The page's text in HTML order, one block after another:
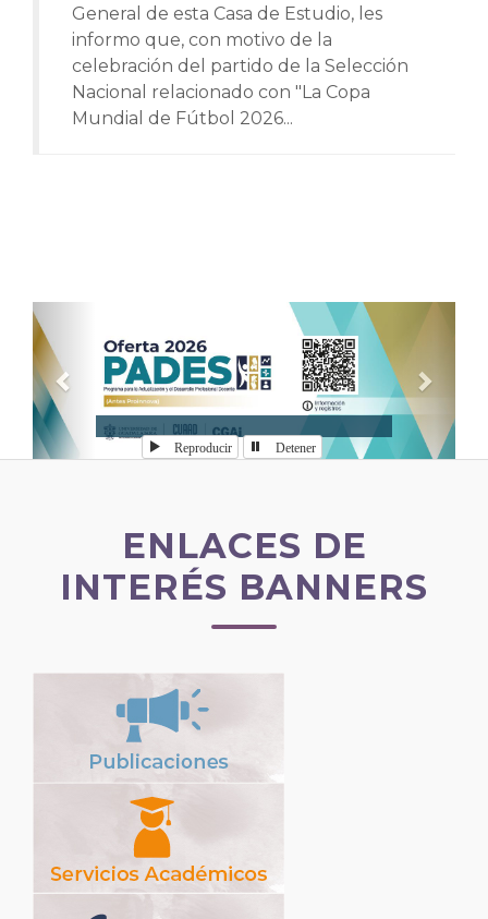
General de esta Casa de Estudio, les
informo que, con motivo de la
celebración del partido de la Selección
Nacional relacionado con "La Copa
Mundial de Fútbol 2026...
Reproducir Detener
ENLACES DE
INTERÉS BANNERS